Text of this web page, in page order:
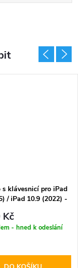
s klávesnicí pro iPad
/ iPad 10.9 (2022) -
Kč
- hned k odeslání